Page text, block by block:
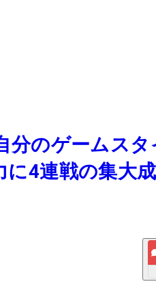
分のゲームスタ
4連戦の集大